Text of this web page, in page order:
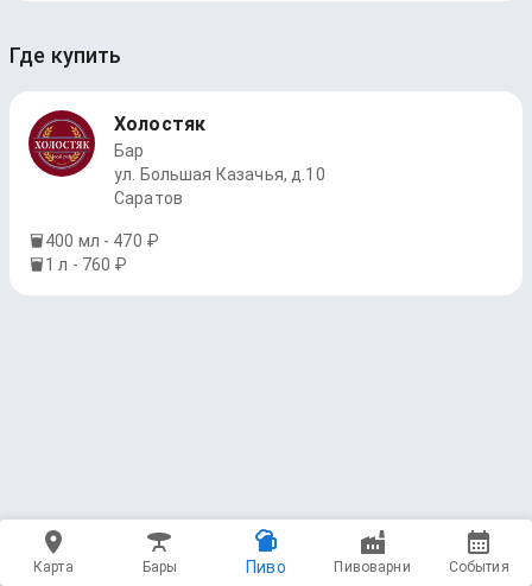
Где купить
Холостяк
Бар
ул. Большая Казачья, д.10
Саратов
400 мл - 470 ₽
1 л - 760 ₽
Карта Бары Пиво Пивоварни События